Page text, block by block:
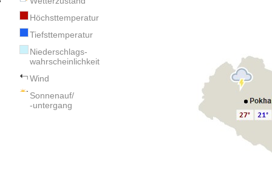
Höchsttemperatur
Tiefsttemperatur
Niederschlags-
wahrscheinlichkeit
Wind
Sonnenauf/
-untergang